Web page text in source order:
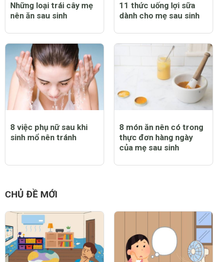
Những loại trái cây mẹ
nên ăn sau sinh
11 thức uống lợi sữa
dành cho mẹ sau sinh
8 việc phụ nữ sau khi
sinh mổ nên tránh
8 món ăn nên có trong
thực đơn hàng ngày
của mẹ sau sinh
CHỦ ĐỀ MỚI